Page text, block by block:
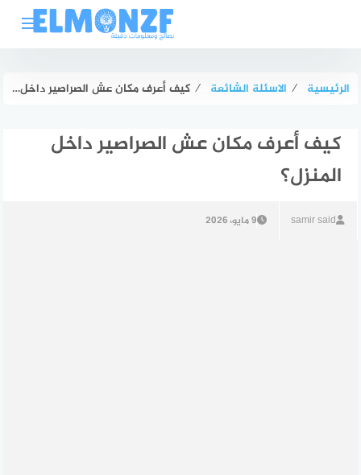
الرئيسية ⁄ الاسئلة الشائعة ⁄ كيف أعرف مكان عش الصراصير داخل المنزل؟
كيف أعرف مكان عش الصراصير داخل
المنزل؟
samir said 9 مايو، 2026